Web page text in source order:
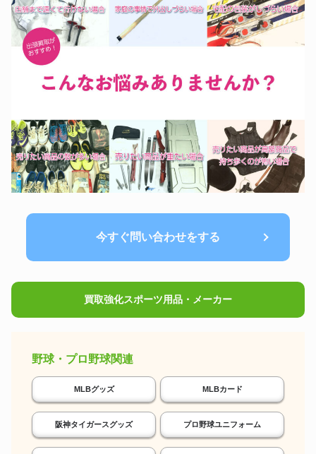
今すぐ問い合わせをする
買取強化スポーツ用品・メーカー
野球・プロ野球関連
MLBグッズ MLBカード
阪神タイガースグッズ プロ野球ユニフォーム